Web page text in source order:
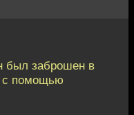
был заброшен в
с помощью